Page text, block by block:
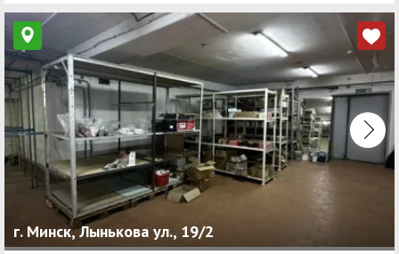
г. Минск, Лынькова ул., 19/2